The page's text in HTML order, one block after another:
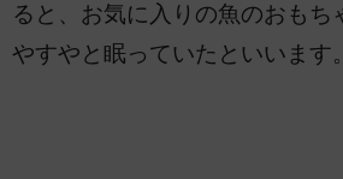
ると、お気に入りの魚のおもち
やすやと眠っていたといいます。